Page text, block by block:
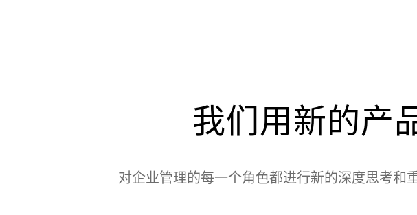
我们用新的产
对企业管理的每一个角色都进行新的深度思考和